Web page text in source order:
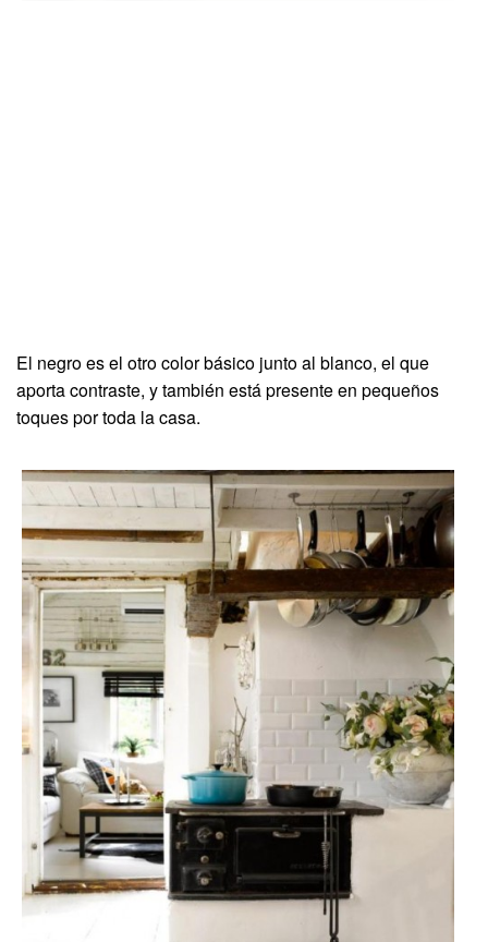
El negro es el otro color básico junto al blanco, el que
aporta contraste, y también está presente en pequeños
toques por toda la casa.